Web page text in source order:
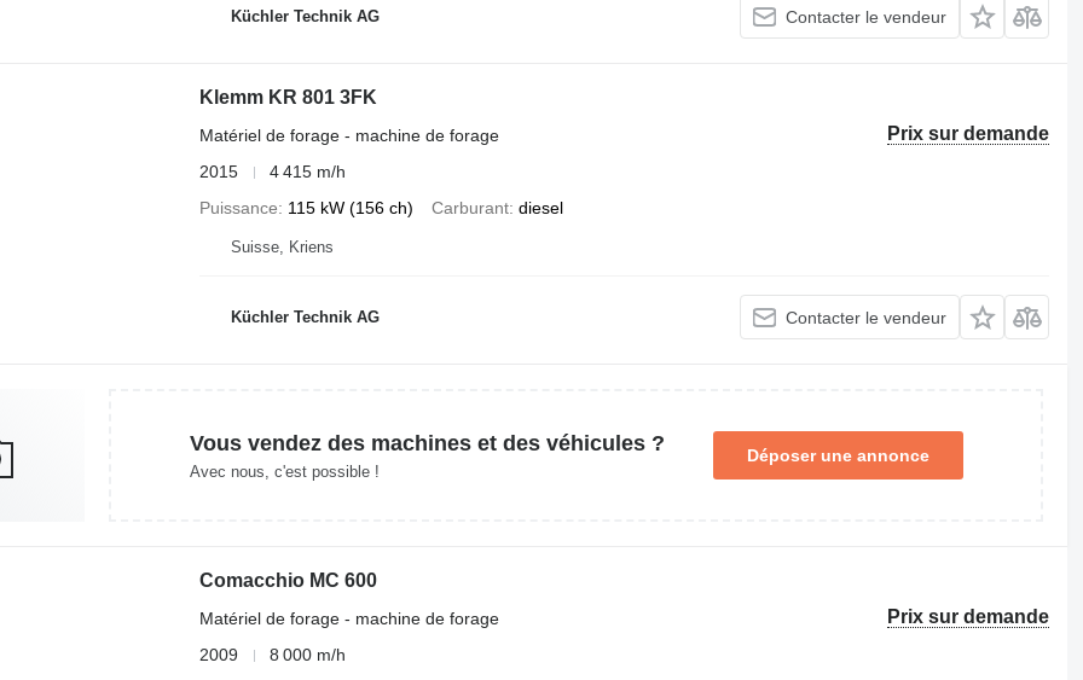
Küchler Technik AG Contacter le vendeur
Klemm KR 801 3FK
Prix sur demande
Matériel de forage - machine de forage
2015
4 415 m/h
Puissance
115 kW (156 ch) Carburant diesel
Suisse, Kriens
Küchler Technik AG Contacter le vendeur
Vous vendez des machines et des véhicules ?
Avec nous, c'est possible !
Déposer une annonce
Comacchio MC 600
Prix sur demande
Matériel de forage - machine de forage
2009
8 000 m/h